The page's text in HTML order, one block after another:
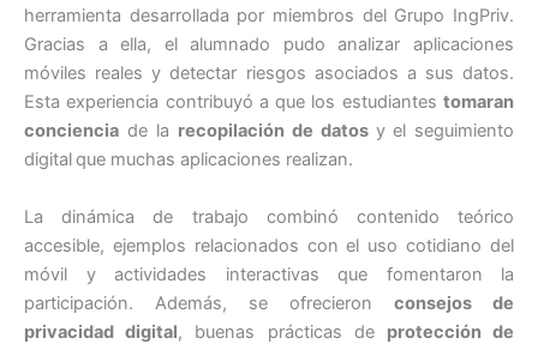
herramienta desarrollada por miembros del Grupo IngPriv.
Gracias a ella, el alumnado pudo analizar aplicaciones
móviles reales y detectar riesgos asociados a sus datos.
Esta experiencia contribuyó a que los estudiantes tomaran
conciencia de la recopilación de datos y el seguimiento
digital que muchas aplicaciones realizan.
La dinámica de trabajo combinó contenido teórico
accesible, ejemplos relacionados con el uso cotidiano del
móvil y actividades interactivas que fomentaron la
participación. Además, se ofrecieron consejos de
privacidad digital, buenas prácticas de protección de